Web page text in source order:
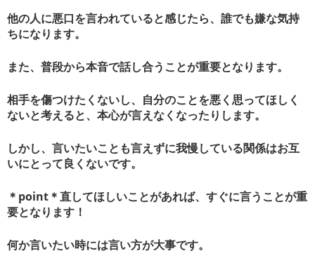
他の人に悪口を言われていると感じたら、誰でも嫌な気持
ちになります。
また、普段から本音で話し合うことが重要となります。
相手を傷つけたくないし、自分のことを悪く思ってほしく
ないと考えると、本心が言えなくなったりします。
しかし、言いたいことも言えずに我慢している関係はお互
いにとって良くないです。
＊point＊直してほしいことがあれば、すぐに言うことが重
要となります！
何か言いたい時には言い方が大事です。